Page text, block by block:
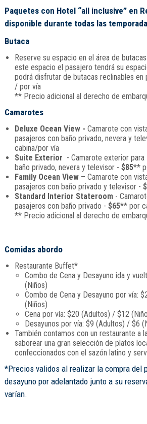
Paquetes con Hotel “all inclusive” en
disponible durante todas las
Butaca
Reserve su espacio en el área de
este espacio el pasajero tendrá su
podrá disfrutar de butacas reclinables en
/ por vía
** Precio adicional al derecho de
Camarotes
Deluxe Ocean View - Camarote con
pasajeros con baño privado, nevera y
cabina/por vía
Suite Exterior - Camarote exterior
baño privado, nevera y televisor - $85**
Family Ocean View– Camarote con
pasajeros con baño privado y televisor -
Standard Interior Stateroom-
pasajeros con baño privado - $65** por
** Precio adicional al derecho de
Comidas abordo
Restaurante Buffet*
Combo de Cena y Desayuno ida y
(Niños)
Combo de Cena y Desayuno por vía:
(Niños)
Cena por vía: $20 (Adultos) / $12
Desayunos por vía: $9 (Adultos) / $6
También contamos con un restaurante a
saborear una gran selección de platos
confeccionados con el sazón latino y
*Precios validos al realizar la compra del
desayuno por adelantado junto a su
varían.